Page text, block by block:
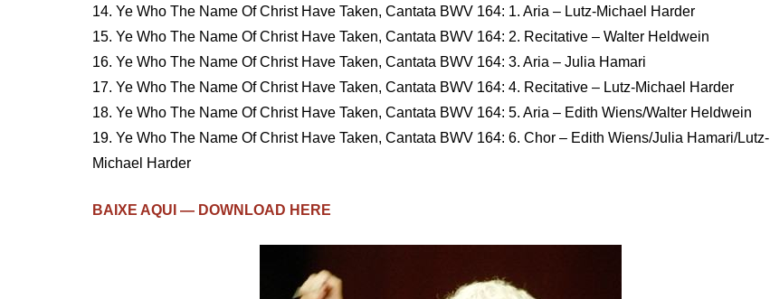
14. Ye Who The Name Of Christ Have Taken, Cantata BWV 164: 1. Aria – Lutz-Michael Harder
15. Ye Who The Name Of Christ Have Taken, Cantata BWV 164: 2. Recitative – Walter Heldwein
16. Ye Who The Name Of Christ Have Taken, Cantata BWV 164: 3. Aria – Julia Hamari
17. Ye Who The Name Of Christ Have Taken, Cantata BWV 164: 4. Recitative – Lutz-Michael Harder
18. Ye Who The Name Of Christ Have Taken, Cantata BWV 164: 5. Aria – Edith Wiens/Walter Heldwein
19. Ye Who The Name Of Christ Have Taken, Cantata BWV 164: 6. Chor – Edith Wiens/Julia Hamari/Lutz-
Michael Harder
BAIXE AQUI — DOWNLOAD HERE